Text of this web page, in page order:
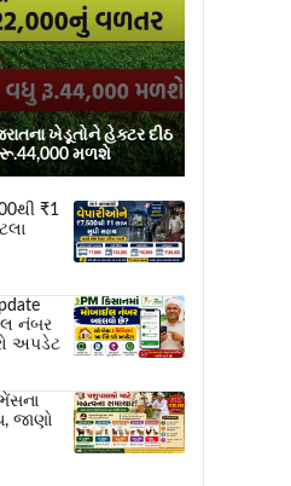
ખેડૂતોને હેક્ટર દીઠ
રૂ.44,000 મળશે
₹1
નંબર
અપડેટ
જાણો